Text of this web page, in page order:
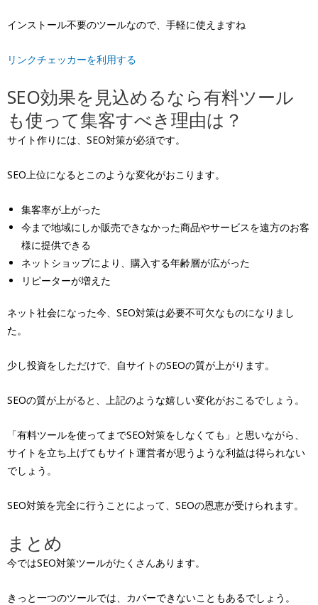
インストール不要のツールなので、手軽に使えますね
リンクチェッカーを利用する
SEO効果を見込めるなら有料ツール
も使って集客すべき理由は？
サイト作りには、SEO対策が必須です。
SEO上位になるとこのような変化がおこります。
集客率が上がった
今まで地域にしか販売できなかった商品やサービスを遠方のお客
様に提供できる
ネットショップにより、購入する年齢層が広がった
リピーターが増えた
ネット社会になった今、SEO対策は必要不可欠なものになりまし
た。
少し投資をしただけで、自サイトのSEOの質が上がります。
SEOの質が上がると、上記のような嬉しい変化がおこるでしょう。
「有料ツールを使ってまでSEO対策をしなくても」と思いながら、
サイトを立ち上げてもサイト運営者が思うような利益は得られない
でしょう。
SEO対策を完全に行うことによって、SEOの恩恵が受けられます。
まとめ
今ではSEO対策ツールがたくさんあります。
きっと一つのツールでは、カバーできないこともあるでしょう。